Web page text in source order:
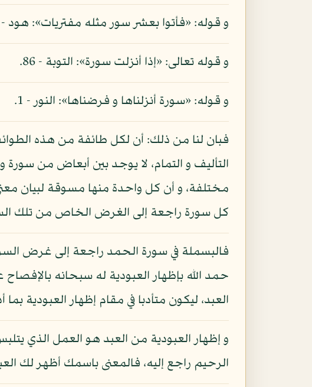
و قوله: «فأتوا بعشر سور مثله مفتريات»: هود - 13.
و قوله تعالى: «إذا أنزلت سورة»: التوبة - 86.
و قوله: «سورة أنزلناها و فرضناها»: النور - 1.
فبان لنا من ذلك: أن لكل طائفة من هذه
التأليف و التمام، لا يوجد بين أبعاض من
مختلفة، و أن كل واحدة منها مسوقة لبيان
كل سورة راجعة إلى الغرض الخاص من تلك
فالبسملة في سورة الحمد راجعة إلى غرض
حمد الله بإظهار العبودية له سبحانه بالإفصاح
العبد، ليكون متأدبا في مقام إظهار العبودية بما
و إظهار العبودية من العبد هو العمل الذي
الرحيم راجع إليه، فالمعنى باسمك أظهر لك